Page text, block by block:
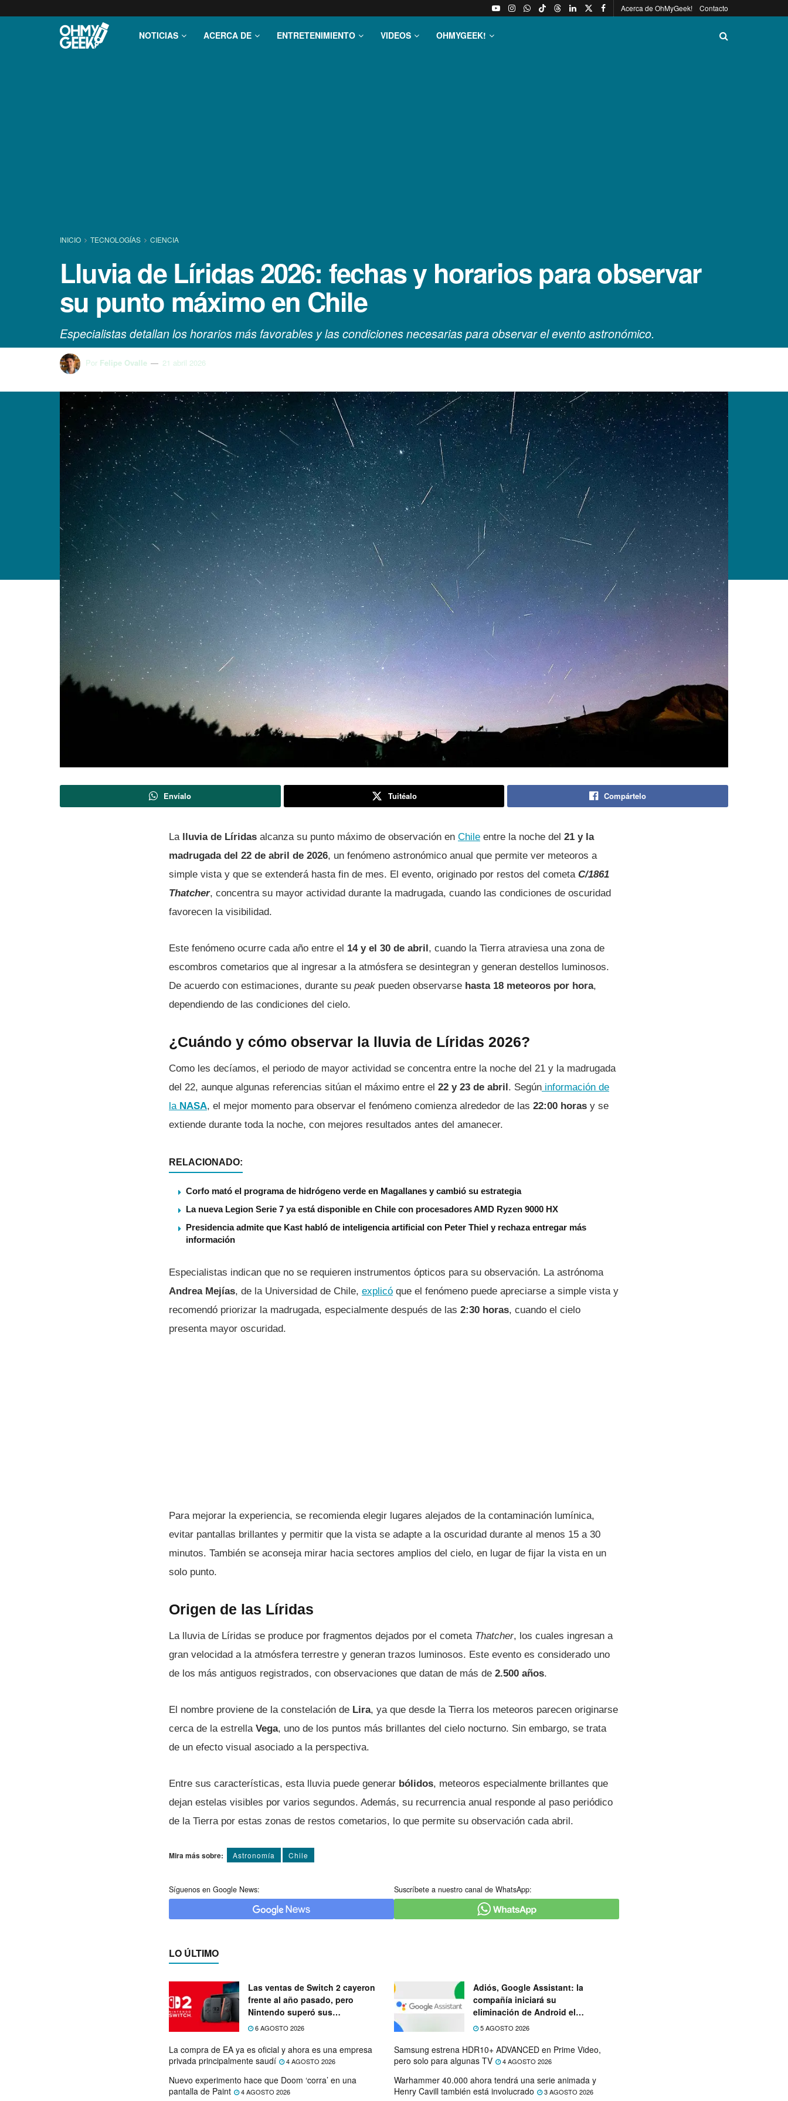
Acerca de OhMyGeek! Contacto
NOTICIAS ACERCA DE ENTRETENIMIENTO VIDEOS OHMYGEEK!
INICIO TECNOLOGÍ­AS CIENCIA
Lluvia de Líridas 2026: fechas y horarios para observar
su punto máximo en Chile
Especialistas detallan los horarios más favorables y las condiciones necesarias para observar el evento astronómico.
Por Felipe Ovalle 21 abril 2026
Envíalo Tuitéalo Compártelo
La lluvia de Líridas alcanza su punto máximo de observación en Chile entre la noche del 21 y la
madrugada del 22 de abril de 2026, un fenómeno astronómico anual que permite ver meteoros a
simple vista y que se extenderá hasta fin de mes. El evento, originado por restos del cometa C/1861
Thatcher, concentra su mayor actividad durante la madrugada, cuando las condiciones de oscuridad
favorecen la visibilidad.
Este fenómeno ocurre cada año entre el 14 y el 30 de abril, cuando la Tierra atraviesa una zona de
escombros cometarios que al ingresar a la atmósfera se desintegran y generan destellos luminosos.
De acuerdo con estimaciones, durante su peak pueden observarse hasta 18 meteoros por hora,
dependiendo de las condiciones del cielo.
¿Cuándo y cómo observar la lluvia de Líridas 2026?
Como les decíamos, el periodo de mayor actividad se concentra entre la noche del 21 y la madrugada
del 22, aunque algunas referencias sitúan el máximo entre el 22 y 23 de abril . Según información de
la NASA, el mejor momento para observar el fenómeno comienza alrededor de las 22:00 horas y se
extiende durante toda la noche, con mejores resultados antes del amanecer.
RELACIONADO:
Corfo mató el programa de hidrógeno verde en Magallanes y cambió su estrategia
La nueva Legion Serie 7 ya está disponible en Chile con procesadores AMD Ryzen 9000 HX
Presidencia admite que Kast habló de inteligencia artificial con Peter Thiel y rechaza entregar más
información
Especialistas indican que no se requieren instrumentos ópticos para su observación. La astrónoma
Andrea Mejías, de la Universidad de Chile, explicó que el fenómeno puede apreciarse a simple vista y
recomendó priorizar la madrugada, especialmente después de las 2:30 horas, cuando el cielo
presenta mayor oscuridad.
Para mejorar la experiencia, se recomienda elegir lugares alejados de la contaminación lumínica,
evitar pantallas brillantes y permitir que la vista se adapte a la oscuridad durante al menos 15 a 30
minutos. También se aconseja mirar hacia sectores amplios del cielo, en lugar de fijar la vista en un
solo punto.
Origen de las Líridas
La lluvia de Líridas se produce por fragmentos dejados por el cometa Thatcher, los cuales ingresan a
gran velocidad a la atmósfera terrestre y generan trazos luminosos. Este evento es considerado uno
de los más antiguos registrados, con observaciones que datan de más de 2.500 años.
El nombre proviene de la constelación de Lira, ya que desde la Tierra los meteoros parecen originarse
cerca de la estrella Vega, uno de los puntos más brillantes del cielo nocturno. Sin embargo, se trata
de un efecto visual asociado a la perspectiva.
Entre sus características, esta lluvia puede generar bólidos, meteoros especialmente brillantes que
dejan estelas visibles por varios segundos. Además, su recurrencia anual responde al paso periódico
de la Tierra por estas zonas de restos cometarios, lo que permite su observación cada abril.
Mira más sobre: Astronomí­a Chile
Síguenos en Google News: Suscríbete a nuestro canal de WhatsApp:
LO ÚLTIMO
Las ventas de Switch 2 cayeron
frente al año pasado, pero
Nintendo superó sus
expectativas
6 AGOSTO 2026
Adiós, Google Assistant: la
compañía iniciará su
eliminación de Android el
próximo mes
5 AGOSTO 2026
La compra de EA ya es oficial y ahora es una empresa
privada principalmente saudí
4 AGOSTO 2026
Samsung estrena HDR10+ ADVANCED en Prime Video,
pero solo para algunas TV
4 AGOSTO 2026
Nuevo experimento hace que Doom ‘corra’ en una
pantalla de Paint
4 AGOSTO 2026
Warhammer 40.000 ahora tendrá una serie animada y
Henry Cavill también está involucrado
3 AGOSTO 2026